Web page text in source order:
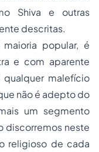
Shiva e outras
descritas.
popular, é
e com aparente
malefício
não é adepto do
um segmento
discorremos neste
religioso de cada